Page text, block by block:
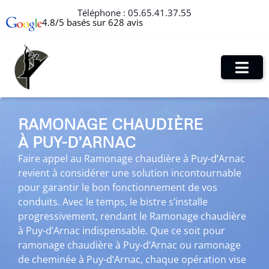
Téléphone : 05.65.41.37.55
4.8/5 basés sur 628 avis
RAMONAGE CHAUDIÈRE
À PUY-D’ARNAC
Faire appel au Ramonage chaudière à Puy-d’Arnac
revient à considérer une solution incontournable
pour garantir le bon fonctionnement de vos
conduits. Avec le temps, le bistre s’installe
progressivement, rendant le Ramonage chaudière
à Puy-d’Arnac indispensable. Que ce soit pour
ramonage chaudière à Puy-d’Arnac ou ramonage
de cheminée à Puy-d’Arnac, chaque opération vise